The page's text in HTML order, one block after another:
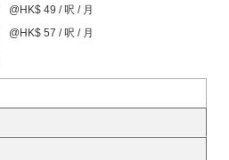
@HK$ 49 / 呎 / 月
@HK$ 57 / 呎 / 月